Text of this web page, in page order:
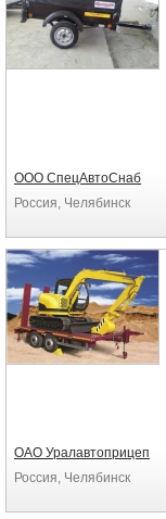
ООО СпецАвтоСнаб
Россия, Челябинск
ОАО Уралавтоприцеп
Россия, Челябинск